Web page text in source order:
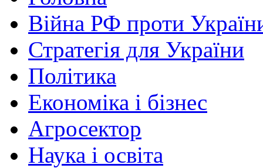
Війна РФ проти
Стратегія для України
Політика
Економіка і бізнес
Агросектор
Наука і освіта